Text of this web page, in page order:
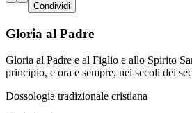
Condividi
Gloria al Padre
Gloria al Padre e al Figlio e allo Spirito
principio, e ora e sempre, nei secoli dei
Dossologia tradizionale cristiana